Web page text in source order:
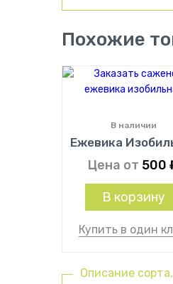
Описание
Похожие
Ежевика
В наличии
Цена от 500
В корзину
Купить в один